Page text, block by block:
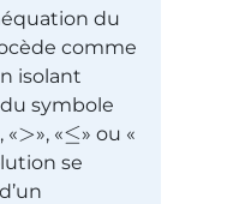
du
comme
isolant
symbole
, > , ≤ ou
se